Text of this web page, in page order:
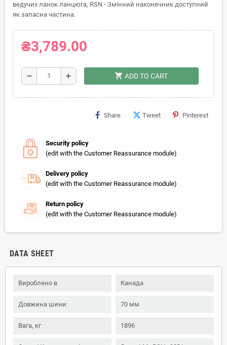
ведучих ланок ланцюга, RSN - Змінний наконечник доступний
як запасна частина.
₴3,789.00
remove add shopping_cart ADD TO CART
Share Tweet Pinterest
Security policy
(edit with the Customer Reassurance module)
Delivery policy
(edit with the Customer Reassurance module)
Return policy
(edit with the Customer Reassurance module)
DATA SHEET
Вироблено в Канада
Довжина шини 70 мм
Вага, кг 1896